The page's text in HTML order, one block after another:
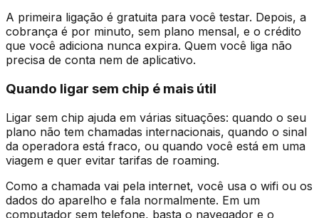
A primeira ligação é gratuita para você testar. Depois, a
cobrança é por minuto, sem plano mensal, e o crédito
que você adiciona nunca expira. Quem você liga não
precisa de conta nem de aplicativo.
Quando ligar sem chip é mais útil
Ligar sem chip ajuda em várias situações: quando o seu
plano não tem chamadas internacionais, quando o sinal
da operadora está fraco, ou quando você está em uma
viagem e quer evitar tarifas de roaming.
Como a chamada vai pela internet, você usa o wifi ou os
dados do aparelho e fala normalmente. Em um
computador sem telefone, basta o navegador e o